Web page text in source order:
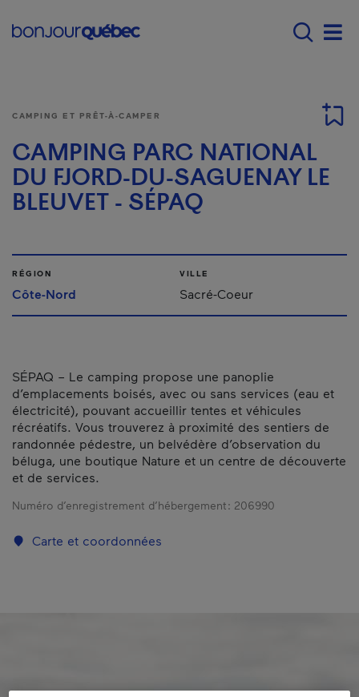
Main navigation -
CAMPING ET PRÊT-À-CAMPER
CAMPING PARC NATIONAL
DU FJORD-DU-SAGUENAY LE
BLEUVET - SÉPAQ
RÉGION
Côte-Nord
VILLE
Sacré-Coeur
SÉPAQ – Le camping propose une panoplie
d’emplacements boisés, avec ou sans services (eau et
électricité), pouvant accueillir tentes et véhicules
récréatifs. Vous trouverez à proximité des sentiers de
randonnée pédestre, un belvédère d’observation du
béluga, une boutique Nature et un centre de découverte
et de services.
Numéro d’enregistrement d’hébergement : 206990
Carte et coordonnées